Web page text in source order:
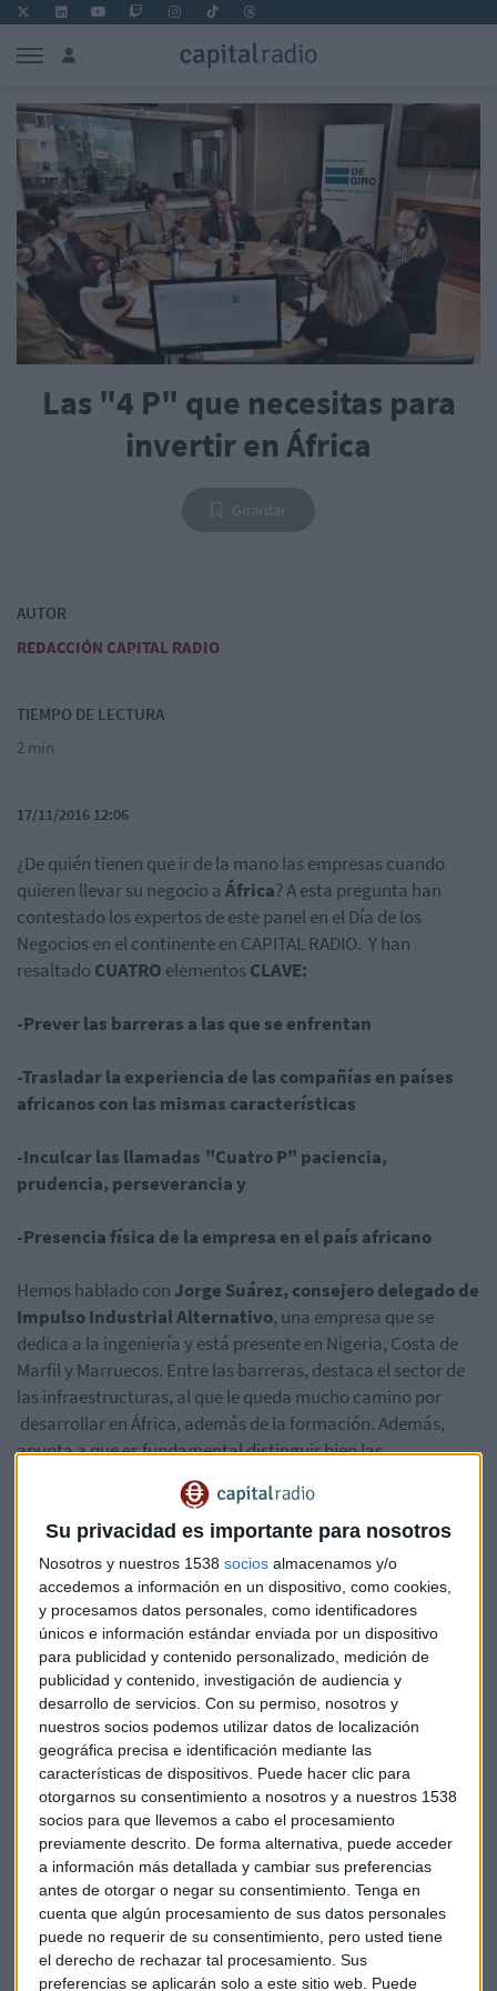
Su privacidad es importante para nosotros
Nosotros y nuestros 1538 socios almacenamos y/o
accedemos a información en un dispositivo, como cookies,
y procesamos datos personales, como identificadores
únicos e información estándar enviada por un dispositivo
para publicidad y contenido personalizado, medición de
publicidad y contenido, investigación de audiencia y
desarrollo de servicios. Con su permiso, nosotros y
nuestros socios podemos utilizar datos de localización
geográfica precisa e identificación mediante las
características de dispositivos. Puede hacer clic para
otorgarnos su consentimiento a nosotros y a nuestros 1538
socios para que llevemos a cabo el procesamiento
previamente descrito. De forma alternativa, puede acceder
a información más detallada y cambiar sus preferencias
antes de otorgar o negar su consentimiento. Tenga en
cuenta que algún procesamiento de sus datos personales
puede no requerir de su consentimiento, pero usted tiene
el derecho de rechazar tal procesamiento. Sus
preferencias se aplicarán solo a este sitio web. Puede
Las "4 P" que necesitas para
invertir en África
AUTOR
REDACCIÓN CAPITAL RADIO
TIEMPO DE LECTURA
2 min
17/11/2016 12:06
¿De quién tienen que ir de la mano las empresas cuando
quieren llevar su negocio a África? A esta pregunta han
contestado los expertos de este panel en el Día de los
Negocios en el continente en CAPITAL RADIO. Y han
resaltado CUATRO elementosCLAVE:
-Prever las barreras a las que se enfrentan
-Trasladar la experiencia de las compañías en países
africanos con las mismas características
-Inculcar las llamadas "Cuatro P" paciencia,
prudencia, perseverancia y
-Presencia física de la empresa en el país africano
Hemos hablado con Jorge Suárez, consejero delegado de
Impulso Industrial Alternativo, una empresa que se
dedica a la ingeniería y está presente en Nigeria, Costa de
Marfil y Marruecos. Entre las barreras, destaca el sector de
las infraestructuras, al que le queda mucho camino por
desarrollar en África, además de la formación. Además,
apunta a que es fundamental distinguir bien las
característica de cada país y resalta las
paciencia, prudencia, perseverancia y presencia.
Bruno Ruiz de Velasco, responsable de ventas
institucionales para Iberia de la gestora Bellevue Asset
Management,ha destacado a Nigeria y Sudáfrica con los
países con más peso. Katia Martínez, de la consultora de
comercio exterior, Opening Markets,ha apuntado a que
es necesaria la presencia física en el continente de las
empresas que quieran hacer negocios allí.
Por su parte, Rafael Juan, CEO de Dulcesol, empresa
recién aterrizada en Argelia, ha explicado su caso. La
experiencia, ratifica a este directivo, que se debe trabajar
con partners que indiquen el camino. "Nuestro socio local
más adecuado estaba en Argelia porque era una empresa
que distribuía productos de alimentación", ha destacado.
Escucha la mesa completa en Capital, la Bolsa y la Vida: